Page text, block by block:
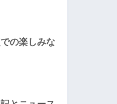
の楽しみな